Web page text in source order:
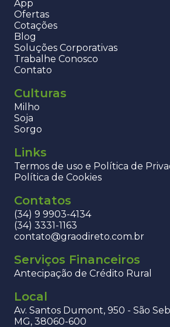
App
Ofertas
Cotações
Blog
Soluções Corporativas
Trabalhe Conosco
Contato
Culturas
Milho
Soja
Sorgo
Links
Termos de uso e Política de
Política de Cookies
Contatos
(34) 9 9903-4134
(34) 3331-1163
contato@graodireto.com.br
Serviços Financeiros
Antecipação de Crédito Rural
Local
Av. Santos Dumont, 950 - São
MG, 38060-600